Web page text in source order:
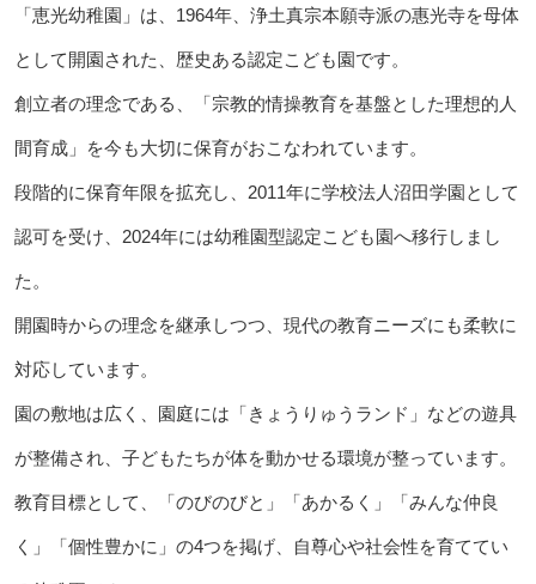
「恵光幼稚園」は、1964年、浄土真宗本願寺派の惠光寺を母体
として開園された、歴史ある認定こども園です。
創立者の理念である、「宗教的情操教育を基盤とした理想的人
間育成」を今も大切に保育がおこなわれています。
段階的に保育年限を拡充し、2011年に学校法人沼田学園として
認可を受け、2024年には幼稚園型認定こども園へ移行しまし
た。
開園時からの理念を継承しつつ、現代の教育ニーズにも柔軟に
対応しています。
園の敷地は広く、園庭には「きょうりゅうランド」などの遊具
が整備され、子どもたちが体を動かせる環境が整っています。
教育目標として、「のびのびと」「あかるく」「みんな仲良
く」「個性豊かに」の4つを掲げ、自尊心や社会性を育ててい